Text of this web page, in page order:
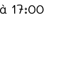
à 17:00